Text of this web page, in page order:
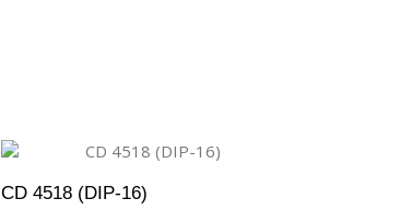
CD 4518 (DIP-16)